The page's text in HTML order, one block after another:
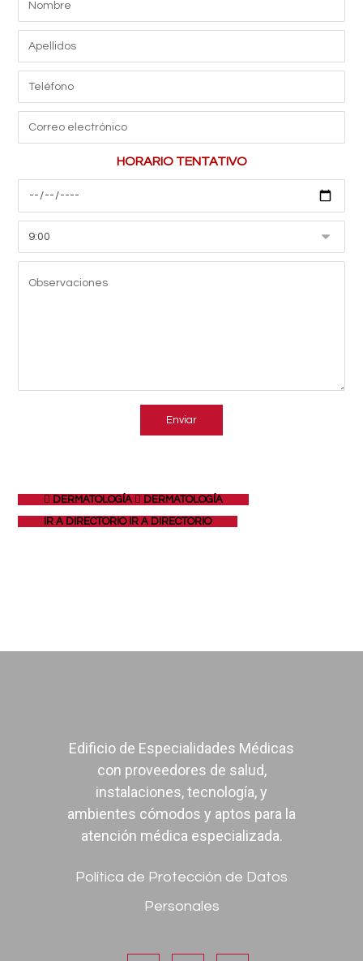
HORARIO TENTATIVO
DERMATOLOGÍA
DERMATOLOGÍA
IR A DIRECTORIO IR A DIRECTORIO
Edificio de Especialidades Médicas
con proveedores de salud,
instalaciones, tecnología, y
ambientes cómodos y aptos para la
atención médica especializada.
Política de Protección de Datos
Personales